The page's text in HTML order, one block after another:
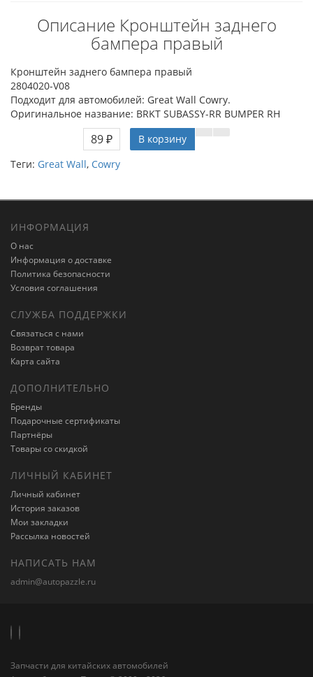
Описание Кронштейн заднего
бампера правый
Кронштейн заднего бампера правый
2804020-V08
Подходит для автомобилей: Great Wall Cowry.
Оригинальное название: BRKT SUBASSY-RR BUMPER RH
89 ₽
В корзину
Теги: Great Wall, Cowry
ИНФОРМАЦИЯ
О нас
Информация о доставке
Политика безопасности
Условия соглашения
СЛУЖБА ПОДДЕРЖКИ
Связаться с нами
Возврат товара
Карта сайта
ДОПОЛНИТЕЛЬНО
Бренды
Подарочные сертификаты
Партнёры
Товары со скидкой
ЛИЧНЫЙ КАБИНЕТ
Личный кабинет
История заказов
Мои закладки
Рассылка новостей
НАПИСАТЬ НАМ
admin@autopazzle.ru
Запчасти для китайских автомобилей